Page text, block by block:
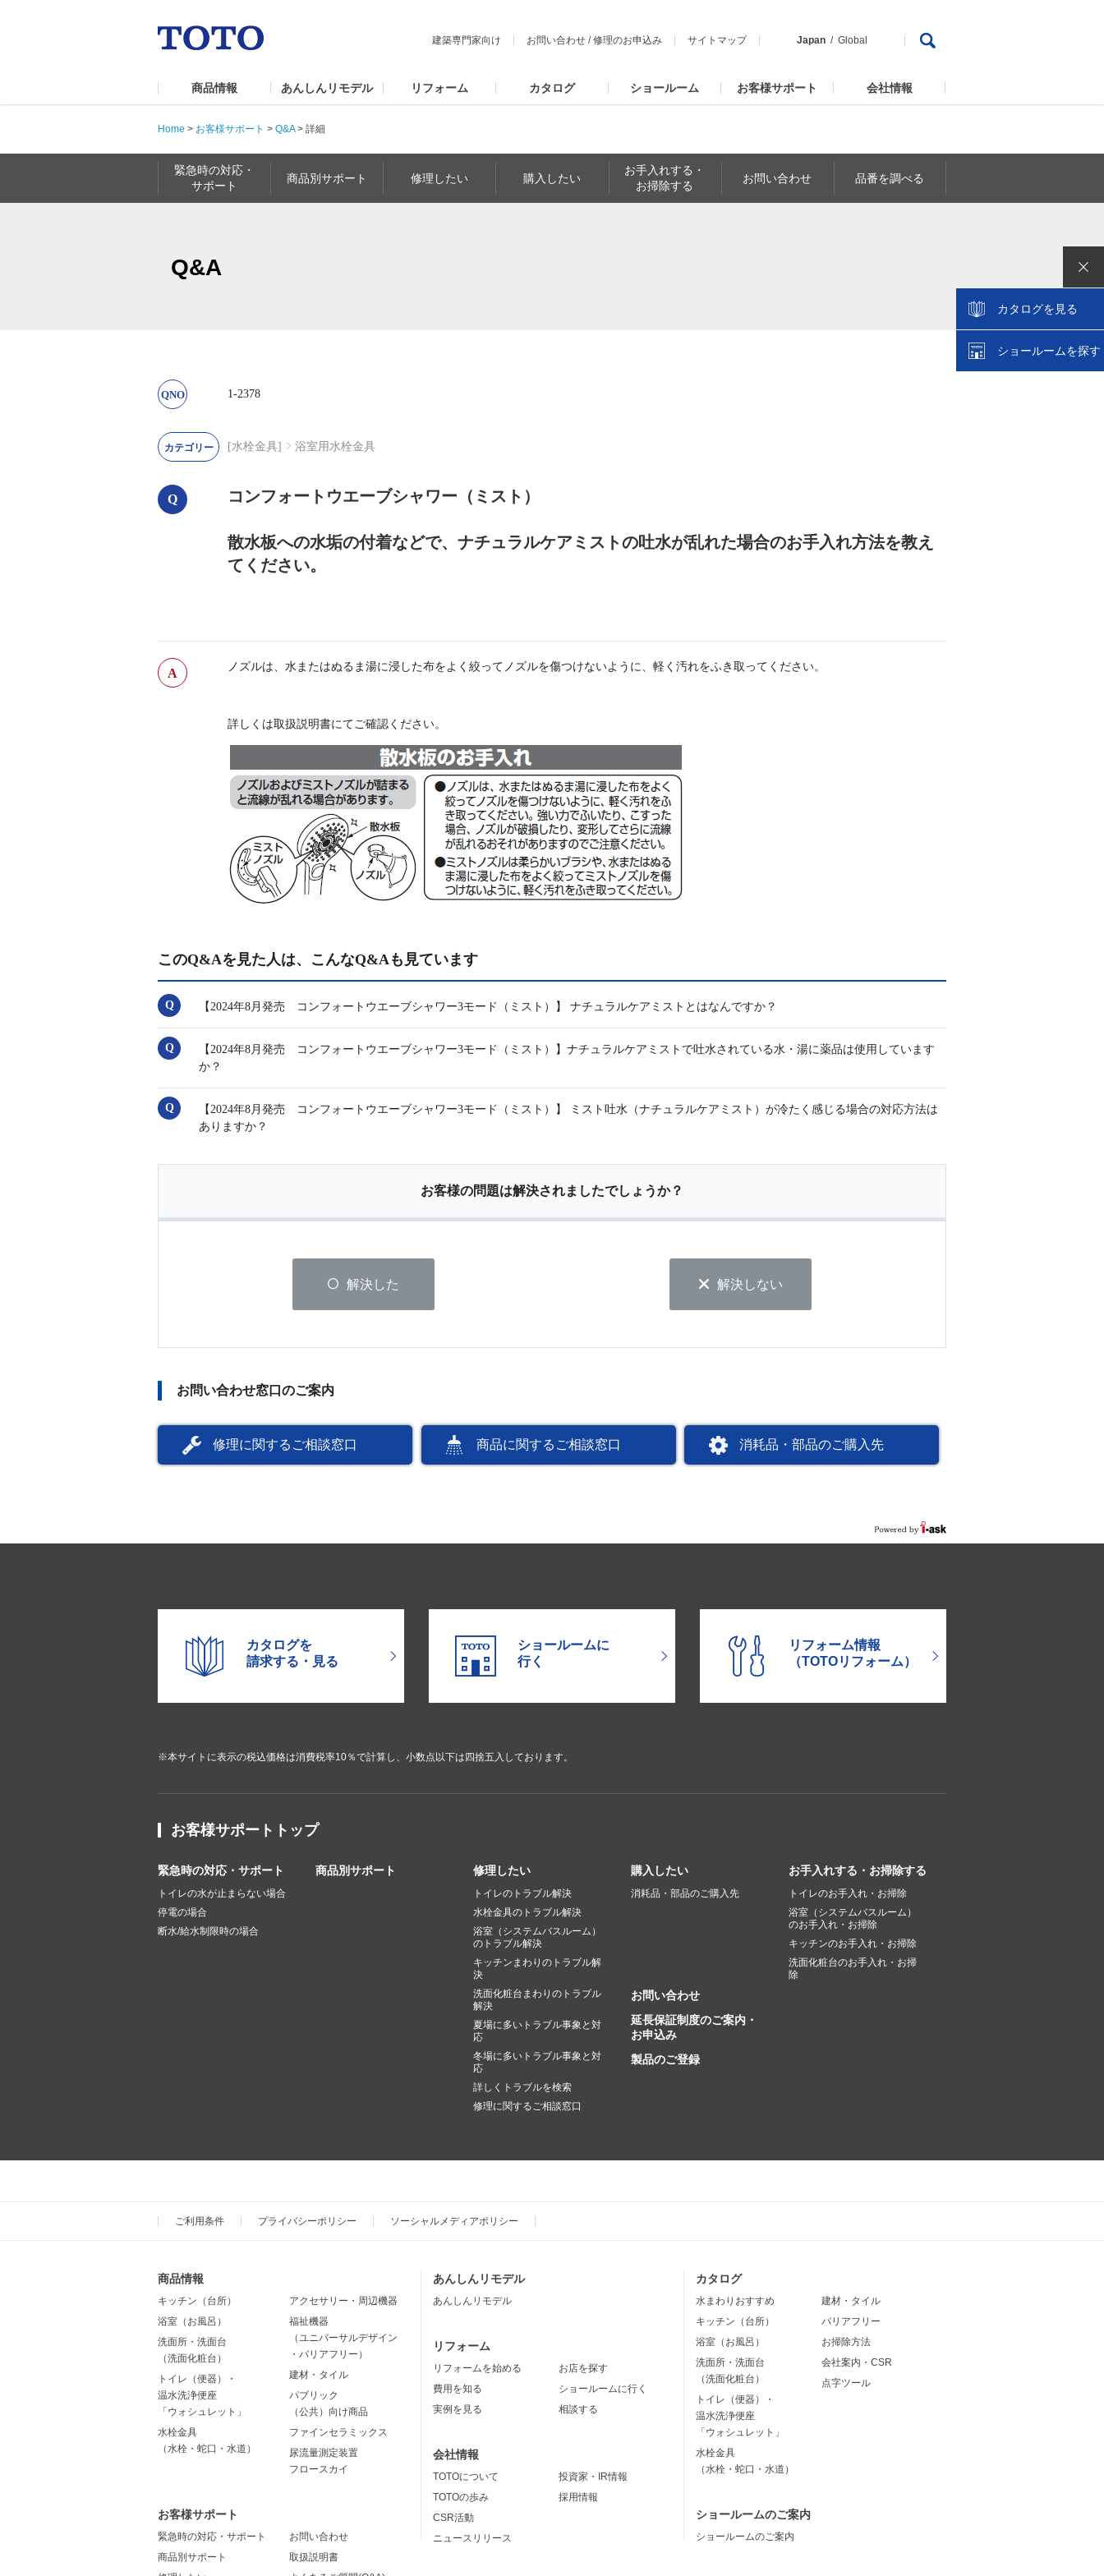
建築専門家向け お問い合わせ /修理のお申込み サイトマップ Japan Global
商品情報 あんしんリモデル リフォーム カタログ ショールーム お客様サポート 会社情報
Home > お客様サポート > Q&A> 詳細
緊急時の対応・
サポート
商品別サポート 修理したい 購入したい
お手入れする・
お掃除する
お問い合わせ 品番を調べる
カタログを見る
ショールームを探す
Q&A
1-2378
[水栓金具] 浴室用水栓金具
コンフォートウエーブシャワー（ミスト）
散水板への水垢の付着などで、ナチュラルケアミストの吐水が乱れた場合のお手入れ方法を教え
てください。
ノズルは、水またはぬるま湯に浸した布をよく絞ってノズルを傷つけないように、軽く汚れをふき取ってください。
詳しくは取扱説明書にてご確認ください。
このQ&Aを見た人は、こんなQ&Aも見ています
【2024年8月発売 コンフォートウエーブシャワー3モード（ミスト）】 ナチュラルケアミストとはなんですか？
【2024年8月発売 コンフォートウエーブシャワー3モード（ミスト）】ナチュラルケアミストで吐水されている水・湯に薬品は使用しています
か？
【2024年8月発売 コンフォートウエーブシャワー3モード（ミスト）】 ミスト吐水（ナチュラルケアミスト）が冷たく感じる場合の対応方法は
ありますか？
お客様の問題は解決されましたでしょうか？
解決した 解決しない
お問い合わせ窓口のご案内
修理に関するご相談窓口 商品に関するご相談窓口 消耗品・部品のご購入先
カタログを
請求する・見る
ショールームに
行く
リフォーム情報
（TOTOリフォーム）
※本サイトに表示の税込価格は消費税率10％で計算し、小数点以下は四捨五入しております。
お客様サポートトップ
緊急時の対応・サポート
トイレの水が止まらない場合
停電の場合
断水/給水制限時の場合
商品別サポート 修理したい
トイレのトラブル解決
水栓金具のトラブル解決
浴室（システムバスルーム）
のトラブル解決
キッチンまわりのトラブル解
決
洗面化粧台まわりのトラブル
解決
夏場に多いトラブル事象と対
応
冬場に多いトラブル事象と対
応
詳しくトラブルを検索
修理に関するご相談窓口
購入したい
消耗品・部品のご購入先
お手入れする・お掃除する
トイレのお手入れ・お掃除
浴室（システムバスルーム）
のお手入れ・お掃除
キッチンのお手入れ・お掃除
洗面化粧台のお手入れ・お掃
除
お問い合わせ
延長保証制度のご案内・
お申込み
製品のご登録
ご利用条件 プライバシーポリシー ソーシャルメディアポリシー
商品情報
キッチン（台所）
浴室（お風呂）
洗面所・洗面台
（洗面化粧台）
トイレ（便器）・
温水洗浄便座
「ウォシュレット」
水栓金具
（水栓・蛇口・水道）
アクセサリー・周辺機器
福祉機器
（ユニバーサルデザイン
・バリアフリー）
建材・タイル
パブリック
（公共）向け商品
ファインセラミックス
尿流量測定装置
フロースカイ
お客様サポート
緊急時の対応・サポート
商品別サポート
お問い合わせ
取扱説明書
あんしんリモデル
あんしんリモデル
リフォーム
リフォームを始める
費用を知る
実例を見る
お店を探す
ショールームに行く
相談する
会社情報
TOTOについて
TOTOの歩み
CSR活動
ニュースリリース
投資家・IR情報
採用情報
カタログ
水まわりおすすめ
キッチン（台所）
浴室（お風呂）
洗面所・洗面台
（洗面化粧台）
トイレ（便器）・
温水洗浄便座
「ウォシュレット」
水栓金具
（水栓・蛇口・水道）
建材・タイル
バリアフリー
お掃除方法
会社案内・CSR
点字ツール
ショールームのご案内
ショールームのご案内